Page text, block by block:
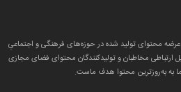
محتوای تولید شده در حوزه‌های فرهنگی و اجتماعیِ
ارتباطی مخاطبان و تولید‌کنندگان محتوای فضای مجازی
به به‌روزترین محتوا هدف ماست.